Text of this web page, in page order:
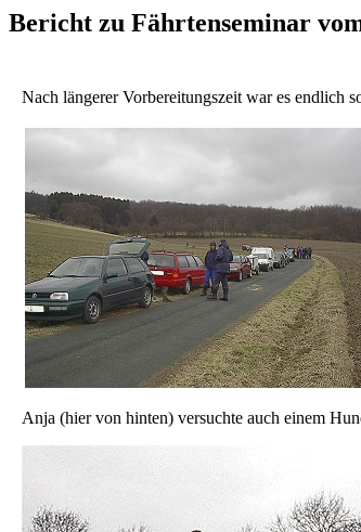
Bericht zu Fährtenseminar
Nach längerer Vorbereitungszeit war es endlich
Anja (hier von hinten) versuchte auch einem